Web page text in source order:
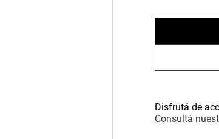
Disfrutá de
Consultá